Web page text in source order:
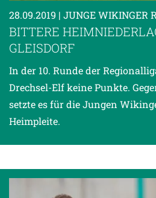
28.09.2019 | JUNGE WIKINGER
BITTERE
GLEISDORF
In der 10. Runde der
Drechsel-Elf keine Punkte.
setzte es für die Jungen
Heimpleite.